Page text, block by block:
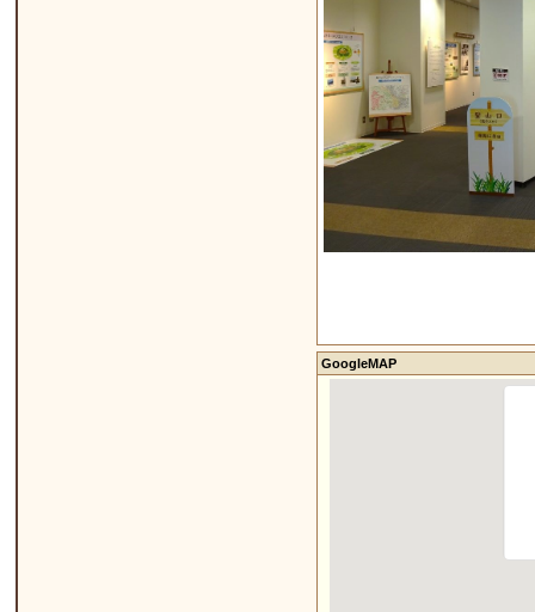
GoogleMAP